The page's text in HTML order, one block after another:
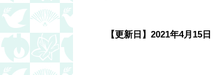
【更新日】 2021年4月15日